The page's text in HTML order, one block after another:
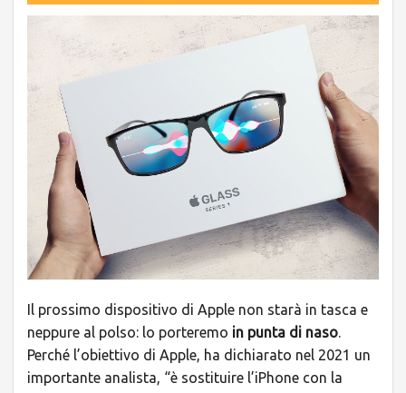
Il prossimo dispositivo di Apple non starà in tasca e
neppure al polso: lo porteremo in punta di naso.
Perché l’obiettivo di Apple, ha dichiarato nel 2021 un
importante analista, “è sostituire l’iPhone con la